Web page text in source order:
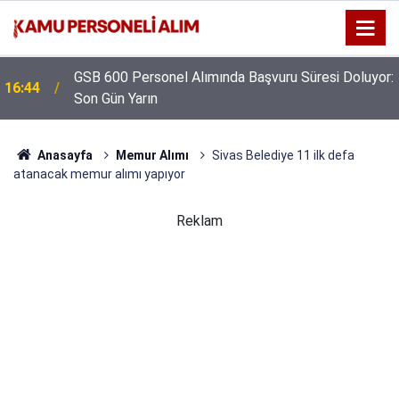
16:44
GSB 600 Personel Alımında Başvuru Süresi Doluyor:
Son Gün Yarın
Anasayfa Memur Alımı
Sivas Belediye 11 ilk defa
atanacak memur alımı yapıyor
Reklam